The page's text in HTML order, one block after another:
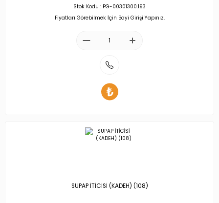
Stok Kodu : PG-00301300.193
Fiyatları Görebilmek İçin Bayi Girişi Yapınız.
SUPAP İTİCİSİ (KADEH) (108)